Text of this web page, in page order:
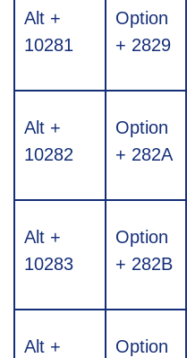
Alt +
10281
Option
+ 2829
Alt +
10282
Option
+ 282A
Alt +
10283
Option
+ 282B
Alt +
Option